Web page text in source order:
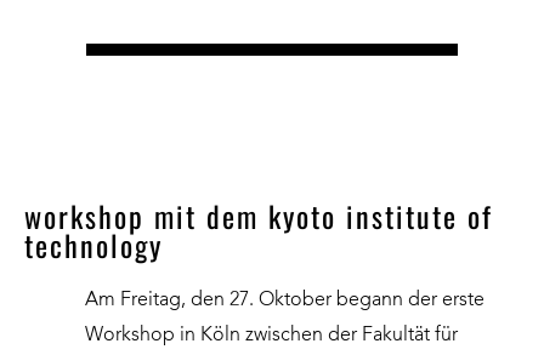
workshop mit dem kyoto institute of
technology
Am Freitag, den 27. Oktober begann der erste
Workshop in Köln zwischen der Fakultät für